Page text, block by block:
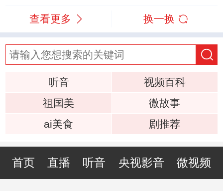
查看更多 换一换
听音
视频百科
祖国美
微故事
ai美食
剧推荐
首页 直播 听音 央视影音 微视频